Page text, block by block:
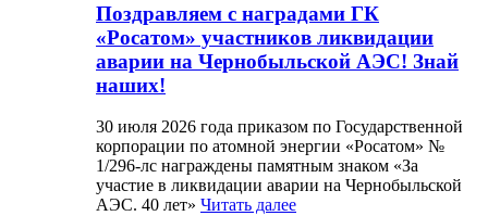
Поздравляем с наградами ГК
«Росатом» участников ликвидации
аварии на Чернобыльской АЭС! Знай
наших!
30 июля 2026 года приказом по Государственной
корпорации по атомной энергии «Росатом» №
1/296-лс награждены памятным знаком «За
участие в ликвидации аварии на Чернобыльской
АЭС. 40 лет» Читать далее